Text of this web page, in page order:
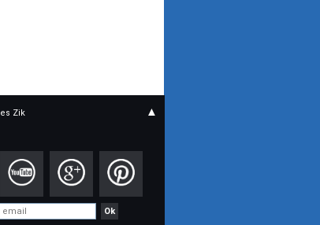
Zik ▲